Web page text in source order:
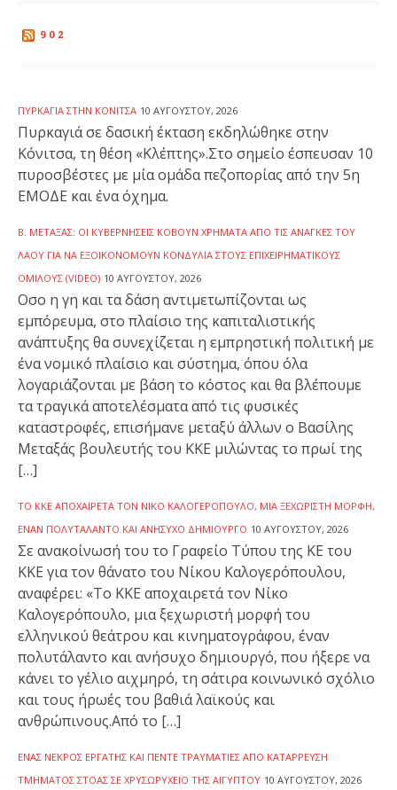
902
ΠΥΡΚΑΓΙΆ ΣΤΗΝ ΚΌΝΙΤΣΑ 10 ΑΥΓΟΎΣΤΟΥ, 2026
Πυρκαγιά σε δασική έκταση εκδηλώθηκε στην
Κόνιτσα, τη θέση «Κλέπτης».Στο σημείο έσπευσαν 10
πυροσβέστες με μία ομάδα πεζοπορίας από την 5η
ΕΜΟΔΕ και ένα όχημα.
Β. ΜΕΤΑΞΆΣ: ΟΙ ΚΥΒΕΡΝΉΣΕΙΣ ΚΌΒΟΥΝ ΧΡΉΜΑΤΑ ΑΠΌ ΤΙΣ ΑΝΆΓΚΕΣ ΤΟΥ
ΛΑΟΎ ΓΙΑ ΝΑ ΕΞΟΙΚΟΝΟΜΟΎΝ ΚΟΝΔΎΛΙΑ ΣΤΟΥΣ ΕΠΙΧΕΙΡΗΜΑΤΙΚΟΎΣ
ΟΜΊΛΟΥΣ (VIDEO) 10 ΑΥΓΟΎΣΤΟΥ, 2026
Οσο η γη και τα δάση αντιμετωπίζονται ως
εμπόρευμα, στο πλαίσιο της καπιταλιστικής
ανάπτυξης θα συνεχίζεται η εμπρηστική πολιτική με
ένα νομικό πλαίσιο και σύστημα, όπου όλα
λογαριάζονται με βάση το κόστος και θα βλέπουμε
τα τραγικά αποτελέσματα από τις φυσικές
καταστροφές, επισήμανε μεταξύ άλλων ο Βασίλης
Μεταξάς βουλευτής του ΚΚΕ μιλώντας το πρωί της
[…]
ΤΟ ΚΚΕ ΑΠΟΧΑΙΡΕΤΆ ΤΟΝ ΝΊΚΟ ΚΑΛΟΓΕΡΌΠΟΥΛΟ, ΜΙΑ ΞΕΧΩΡΙΣΤΉ ΜΟΡΦΉ,
ΈΝΑΝ ΠΟΛΥΤΆΛΑΝΤΟ ΚΑΙ ΑΝΉΣΥΧΟ ΔΗΜΙΟΥΡΓΌ 10 ΑΥΓΟΎΣΤΟΥ, 2026
Σε ανακοίνωσή του το Γραφείο Τύπου της ΚΕ του
ΚΚΕ για τον θάνατο του Νίκου Καλογερόπουλου,
αναφέρει: «Το ΚΚΕ αποχαιρετά τον Νίκο
Καλογερόπουλο, μια ξεχωριστή μορφή του
ελληνικού θεάτρου και κινηματογράφου, έναν
πολυτάλαντο και ανήσυχο δημιουργό, που ήξερε να
κάνει το γέλιο αιχμηρό, τη σάτιρα κοινωνικό σχόλιο
και τους ήρωές του βαθιά λαϊκούς και
ανθρώπινους.Από το […]
ΕΝΑΣ ΝΕΚΡΌΣ ΕΡΓΆΤΗΣ ΚΑΙ ΠΈΝΤΕ ΤΡΑΥΜΑΤΊΕΣ ΑΠΌ ΚΑΤΆΡΡΕΥΣΗ
ΤΜΉΜΑΤΟΣ ΣΤΟΆΣ ΣΕ ΧΡΥΣΩΡΥΧΕΊΟ ΤΗΣ ΑΙΓΎΠΤΟΥ 10 ΑΥΓΟΎΣΤΟΥ, 2026